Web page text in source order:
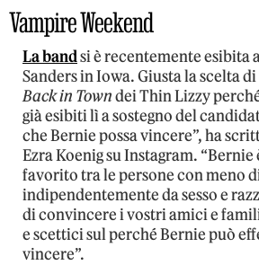
Vampire Weekend
La bandsi è recentemente esibita
Sanders in Iowa. Giusta la scelta
Back in Towndei Thin Lizzy
già esibiti lì a sostegno del
che Bernie possa vincere”, ha
Ezra Koenig su Instagram.
favorito tra le persone con meno
indipendentemente da sesso e
di convincere i vostri amici e
e scettici sul perché Bernie può
vincere”.